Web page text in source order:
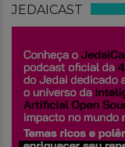
JEDAICAST